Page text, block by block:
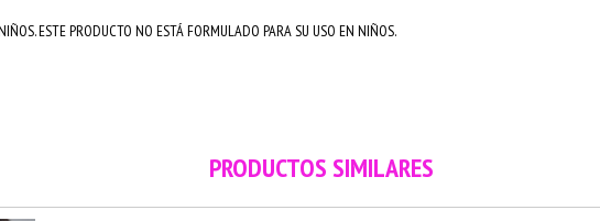
ESTE PRODUCTO NO ESTÁ FORMULADO PARA SU USO EN NIÑOS.
PRODUCTOS SIMILARES